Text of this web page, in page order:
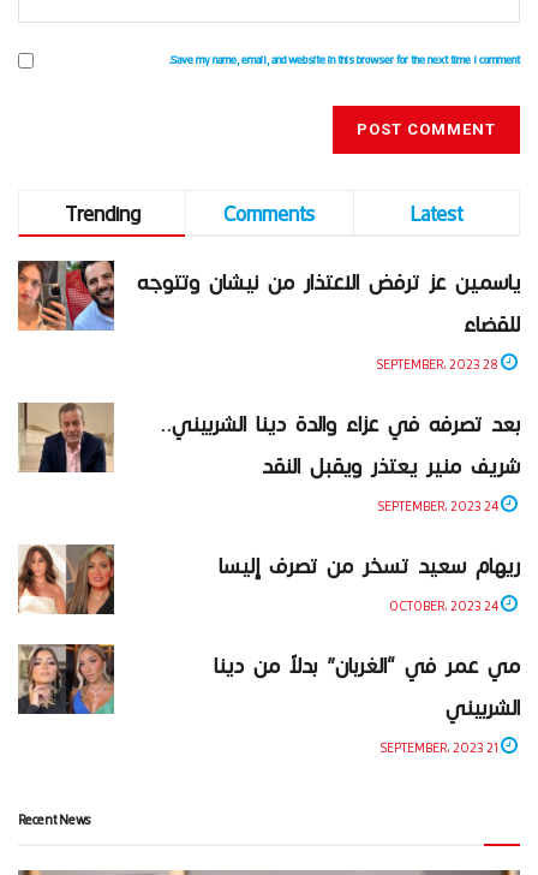
Save my name, email, and website in this browser for the next time I comment.
Trending Comments
Latest
ياسمين عز ترفض الاعتذار من نيشان وتتوجه
للقضاء
بعد تصرفه في عزاء والدة دينا الشربيني..
شريف منير يعتذر ويقبل النقد
ريهام سعيد تسخر من تصرف إليسا
مي عمر في “الغربان” بدلاً من دينا
الشربيني
Recent News